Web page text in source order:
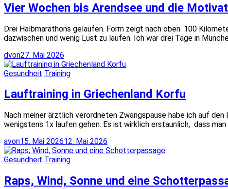
Vier Wochen bis Arendsee und die
Drei Halbmarathons gelaufen. Form zeigt nach oben. 100
dazwischen und wenig Lust zu laufen. Ich war drei Tage in
dvon27. Mai 2026
Gesundheit Training
Lauftraining in Griechenland Korfu
Nach meiner ärztlich verordneten Zwangspause habe ich auf
wenigstens 1x laufen gehen. Es ist wirklich erstaunlich, dass man
avon15. Mai 202612. Mai 2026
Gesundheit Training
Raps, Wind, Sonne und eine